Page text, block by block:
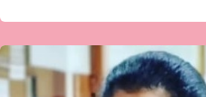
ಮನವೇ’
ಸಣ್ಣಕಥೆ-